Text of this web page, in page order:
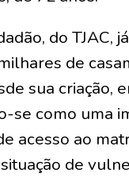
do TJAC,
de
sua criação,
se como uma
acesso ao
de